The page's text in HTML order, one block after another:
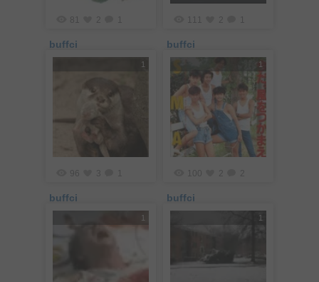
2
buffci
2
buffci
1
96 3
buffci
1
2 2
buffci
1 1